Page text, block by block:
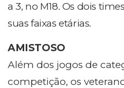
a 3, no M18. Os dois
suas faixas etárias.
AMISTOSO
Além dos jogos de
competição, os